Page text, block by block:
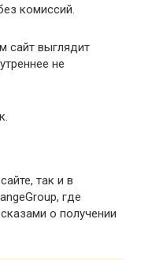
комиссий.
сайт выглядит
не
так и в
где
о получении